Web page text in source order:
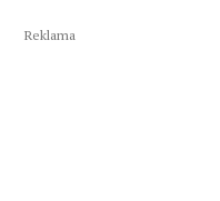
Reklama